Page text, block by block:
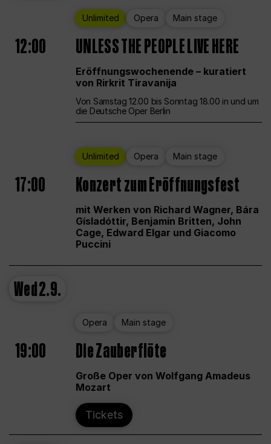
Unlimited Opera Main stage
12:00 UNLESS THE PEOPLE LIVE HERE
Eröffnungswochenende – kuratiert
von Rirkrit Tiravanija
Von Samstag 12.00 bis Sonntag 18.00 in und um
die Deutsche Oper Berlin
Unlimited Opera Main stage
17:00 Konzert zum Eröffnungsfest
mit Werken von Richard Wagner, Bára
Gísladóttir, Benjamin Britten, John
Cage, Edward Elgar und Giacomo
Puccini
Wed2.9.
Opera Main stage
19:00 Die Zauberflöte
Große Oper von Wolfgang Amadeus
Mozart
Tickets